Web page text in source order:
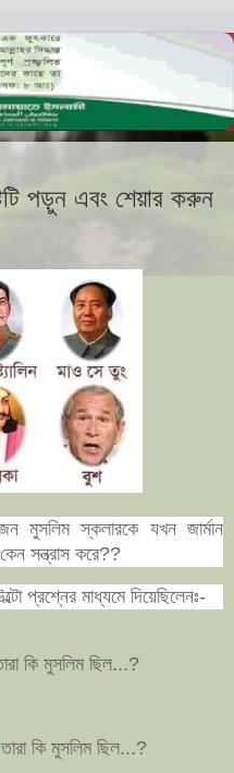
পড়ুন এবং শেয়ার করুন
মুসলিম স্কলারকে যখন জার্মান
সন্ত্রাস করে??
প্রশ্নের মাধ্যমে দিয়েছিলেনঃ-
কি মুসলিম ছিল...?
কি মুসলিম ছিল...?